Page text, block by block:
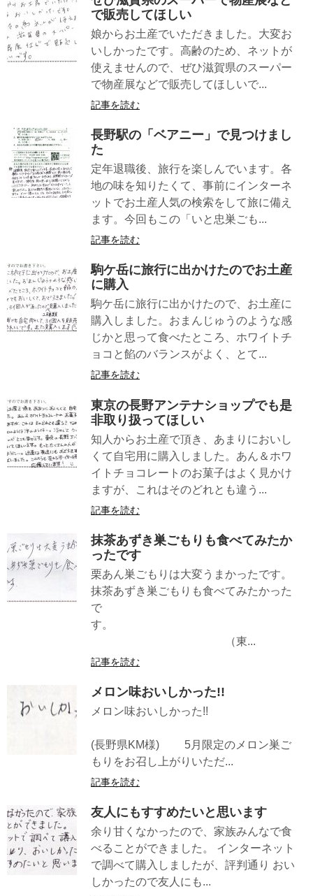
で販売してほしい
娘からお土産でいただきました。大変お
いしかったです。高齢のため、ネットが
使えませんので、ぜひ滋賀県のスーパー
で物産展などで販売してほしいで...
記事を読む
長野駅の「ベアニー」で見つけまし
た
定年退職後、旅行を楽しんでいます。各
地の味を知りたくて、事前にインターネ
ットでお土産人気の検索をして旅に備え
ます。今回もこの「いと忠巣ごも...
記事を読む
駒ケ岳に旅行に出かけたのでお土産
に購入
駒ケ岳に旅行に出かけたので、お土産に
購入しました。おまんじゅうのような感
じかと思って食べたところ、ホワイトチ
ョコと餡のバランスがよく、とて...
記事を読む
東京の長野アンテナショップでも是
非取り扱ってほしい
知人からお土産で頂き、あまりにおいし
くて自宅用に購入しました。あん＆ホワ
イトチョコレートのお菓子はよく見かけ
ますが、これはそのどれとも違う...
記事を読む
抹茶あずき巣ごもりも食べてみたか
ったです
栗あん巣ごもりは大変うまかったです。
抹茶あずき巣ごもりも食べてみたかった
で
す。
（東...
記事を読む
メロン味おいしかった!!
メロン味おいしかった!!
(長野県KM様) 5月限定のメロン巣ご
もりをお召し上がりいただ...
記事を読む
友人にもすすめたいと思います
余り甘くなかったので、家族みんなで食
べることができました。 インターネット
で調べて購入しましたが、評判通り おい
しかったので友人にも...